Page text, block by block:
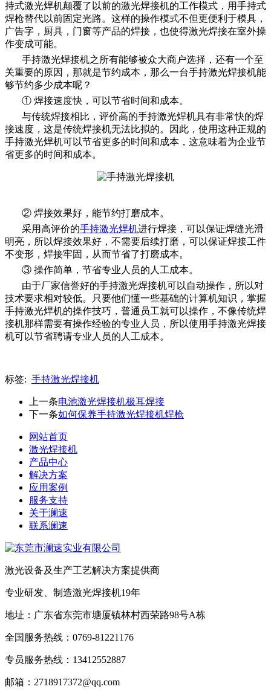
持式激光焊机颠覆了以前的激光焊接机的工作模式，用手持式
焊枪替代以前固定光路。这样的操作模式不但更便利于模具，
广告字，厨具，门窗等产品的焊接，也使得激光焊接在室外操
作变成可能。
手持激光焊接机之所有能够被众大商户选择，还有一个至
关重要的原因，那就是节约成本，那么一台手持激光焊接机能
够节约多少成本呢？
① 焊接速度快，可以节省时间和成本。
与传统焊接相比，评价高的手持激光焊机具有非常快的焊
接速度，这是传统焊接机无法比拟的。因此，使用这种正规的
手持激光焊机可以节省更多的时间和成本，这意味着为企业节
省更多的时间和成本。
② 焊接效果好，能节约打磨成本。
采用高评价的手持激光焊机进行焊接，可以保证焊缝光滑
明亮，所以焊接效果好，不需要后续打磨，可以保证焊接工件
不变形，焊接牢固，从而节省了打磨成本。
③ 操作简单，节省专业人员的人工成本。
由于厂家信誉好的手持激光焊接机可以自动操作，所以对
技术要求相对较低。只要他们懂一些基础的计算机知识，掌握
手持激光焊机的操作技巧，普通员工就可以操作，不像传统焊
接机那样需要有操作经验的专业人员，所以使用手持激光焊接
机可以节省聘请专业人员的人工成本。
标签: 手持激光焊接机
上一条电池激光焊接机极耳焊接
下一条如何保养手持激光焊接机焊枪
网站首页
激光焊接机
产品中心
解决方案
应用案例
服务支持
关于澜速
联系澜速
激光设备及生产工艺解决方案提供商
专业研发、制造激光焊接机19年
地址：广东省东莞市塘厦镇林村西荣路98号A栋
全国服务热线：0769-81221176
专员服务热线：13412552887
邮箱：2718917372@qq.com